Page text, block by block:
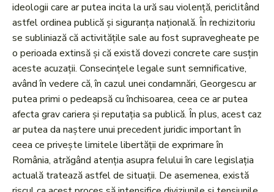
ideologii care ar putea incita la ură sau violență, periclitând
astfel ordinea publică și siguranța națională. În rechizitoriu
se subliniază că activitățile sale au fost supravegheate pe
o perioada extinsă și că există dovezi concrete care susțin
aceste acuzații. Consecințele legale sunt semnificative,
având în vedere că, în cazul unei condamnări, Georgescu ar
putea primi o pedeapsă cu închisoarea, ceea ce ar putea
afecta grav cariera și reputația sa publică. În plus, acest caz
ar putea da naștere unui precedent juridic important în
ceea ce privește limitele libertății de exprimare în
România, atrăgând atenția asupra felului în care legislația
actuală tratează astfel de situații. De asemenea, există